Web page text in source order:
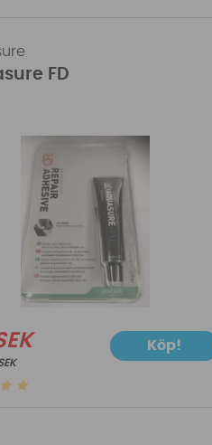
FD
Köp!